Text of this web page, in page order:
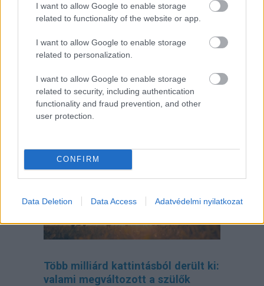
I want to allow Google to enable storage
related to functionality of the website or app.
I want to allow Google to enable storage
related to personalization.
I want to allow Google to enable storage
related to security, including authentication
functionality and fraud prevention, and other
user protection.
CONFIRM
Data Deletion Data Access Adatvédelmi nyilatkozat
Így tervezd meg az otthonodat, ha
Több milliárd kattintásból derült ki:
valami megváltozott a szülők